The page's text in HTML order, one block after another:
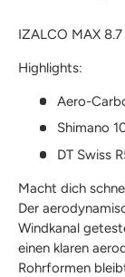
IZALCO MAX
Highlights:
Aero-
Shimano
DT Swiss
Macht dich
Der
Windkanal
einen klaren
Rohrformen